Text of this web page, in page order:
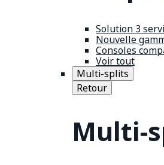
Solution 3
Nouvelle
Consoles
Voir tout
Multi-splits
Retour
Multi-